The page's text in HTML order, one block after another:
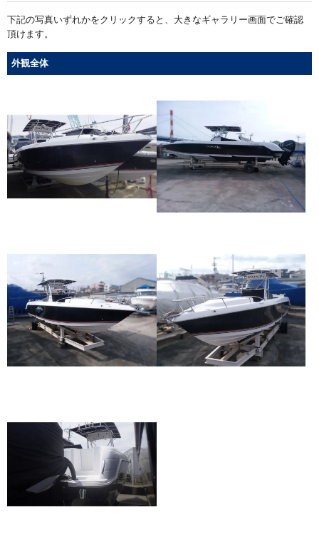
下記の写真いずれかをクリックすると、大きなギャラリー画面でご確認
頂けます。
外観全体